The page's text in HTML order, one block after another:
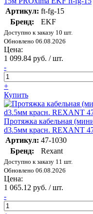
Артикул: ft-fg-15
Бренд:
EKF
Доступно к заказу 10 шт.
Обновлено 06.08.2026
Цена:
1 099.84 руб. / шт.
-
+
Купить
Протяжка кабельная
d3.5мм красн. REXANT
Артикул: 47-1030
Бренд:
Rexant
Доступно к заказу 11 шт.
Обновлено 06.08.2026
Цена:
1 065.12 руб. / шт.
-